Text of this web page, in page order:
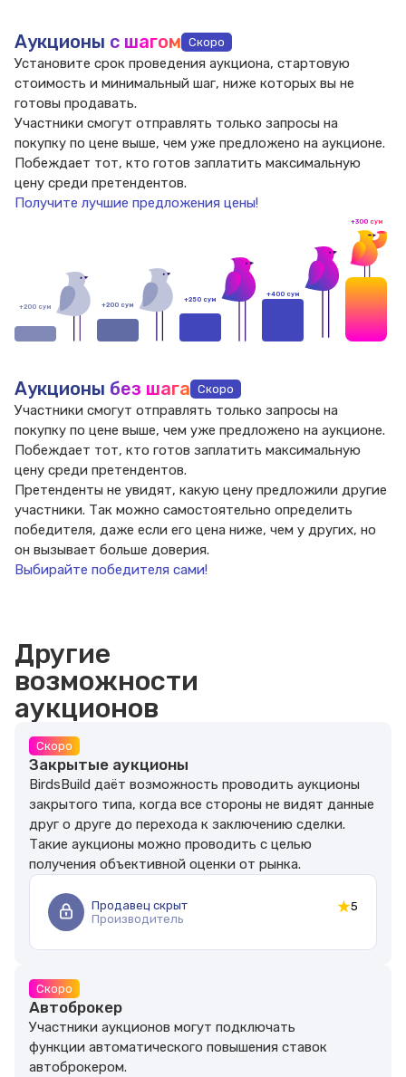
Аукционы с шагом Скоро
Установите срок проведения аукциона, стартовую
стоимость и минимальный шаг, ниже которых вы не
готовы продавать.
Участники смогут отправлять только запросы на
покупку по цене выше, чем уже предложено на аукционе.
Побеждает тот, кто готов заплатить максимальную
цену среди претендентов.
Получите лучшие предложения цены!
+200 сум +200 сум
+250 сум
+400 сум
+300 сум
Аукционы без шага Скоро
Участники смогут отправлять только запросы на
покупку по цене выше, чем уже предложено на аукционе.
Побеждает тот, кто готов заплатить максимальную
цену среди претендентов.
Претенденты не увидят, какую цену предложили другие
участники. Так можно самостоятельно определить
победителя, даже если его цена ниже, чем у других, но
он вызывает больше доверия.
Выбирайте победителя сами!
Другие
возможности
аукционов
Закрытые аукционы
Скоро
BirdsBuild даёт возможность проводить аукционы
закрытого типа, когда все стороны не видят данные
друг о друге до перехода к заключению сделки.
Такие аукционы можно проводить с целью
получения объективной оценки от рынка.
Продавец скрыт
5
Производитель
Автоброкер
Скоро
Участники аукционов могут подключать
функции автоматического повышения ставок
автоброкером.